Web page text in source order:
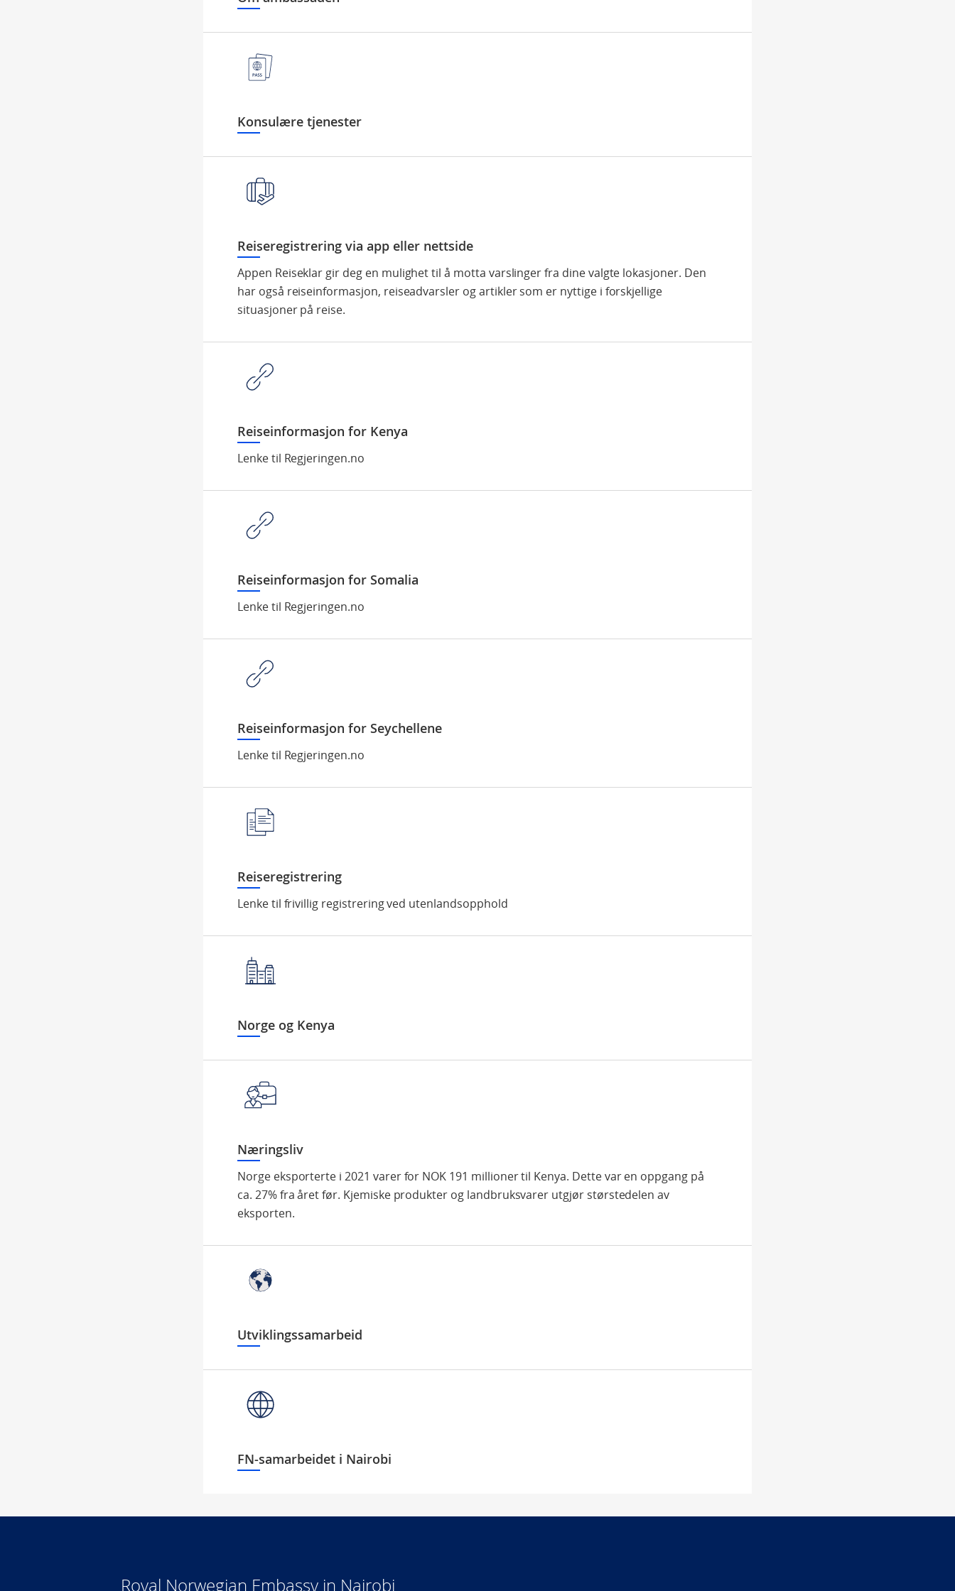
Konsulære tjenester
Reiseregistrering via app eller nettside
Appen Reiseklar gir deg en mulighet til å motta varslinger fra dine valgte lokasjoner. Den
har også reiseinformasjon, reiseadvarsler og artikler som er nyttige i forskjellige
situasjoner på reise.
Reiseinformasjon for Kenya
Lenke til Regjeringen.no
Reiseinformasjon for Somalia
Lenke til Regjeringen.no
Reiseinformasjon for Seychellene
Lenke til Regjeringen.no
Reiseregistrering
Lenke til frivillig registrering ved utenlandsopphold
Norge og Kenya
Næringsliv
Norge eksporterte i 2021 varer for NOK 191 millioner til Kenya. Dette var en oppgang på
ca. 27% fra året før. Kjemiske produkter og landbruksvarer utgjør størstedelen av
eksporten.
Utviklingssamarbeid
FN-samarbeidet i Nairobi
Royal Norwegian Embassy in Nairobi